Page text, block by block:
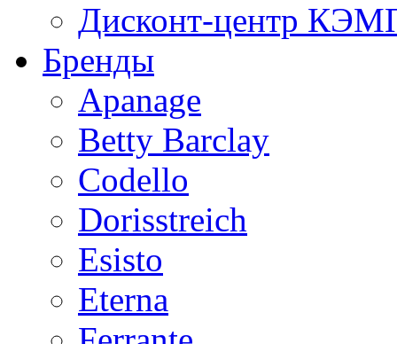
Дисконт-центр
Бренды
Apanage
Betty Barclay
Codello
Dorisstreich
Esisto
Eterna